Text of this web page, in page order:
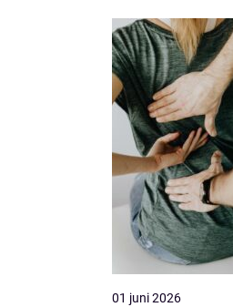
01 juni 2026